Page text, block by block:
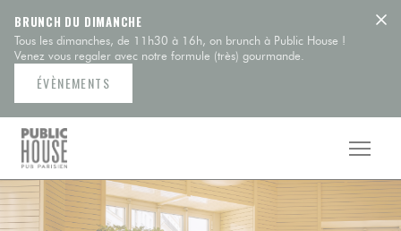
BRUNCH DU DIMANCHE
Tous les dimanches, de 11h30 à 16h, on brunch à Public House !
Venez vous regaler avec notre formule (très) gourmande.
ÉVÈNEMENTS